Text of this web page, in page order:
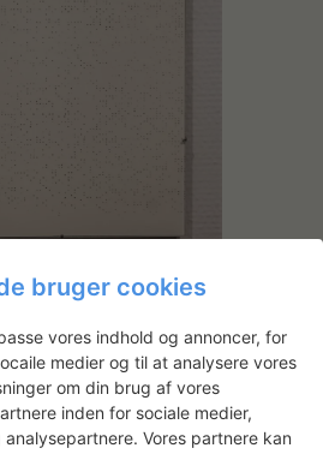
bruger cookies
vores indhold og annoncer, for
medier og til at analysere vores
om din brug af vores
inden for sociale medier,
Vores partnere kan